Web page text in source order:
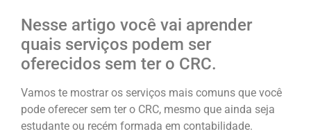
Nesse artigo você vai aprender
quais serviços podem ser
oferecidos sem ter o CRC.
Vamos te mostrar os serviços mais comuns que você
pode oferecer sem ter o CRC, mesmo que ainda seja
estudante ou recém formada em contabilidade.